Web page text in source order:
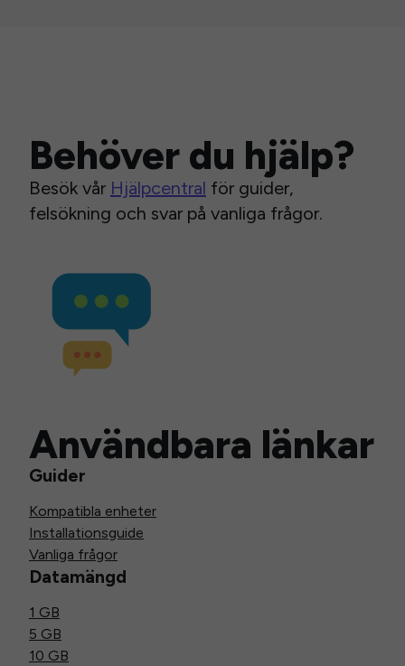
Behöver du hjälp?
Besök vår Hjälpcentral för guider,
felsökning och svar på vanliga frågor.
Användbara länkar
Guider
Kompatibla enheter
Installationsguide
Vanliga frågor
Datamängd
1 GB
5 GB
10 GB